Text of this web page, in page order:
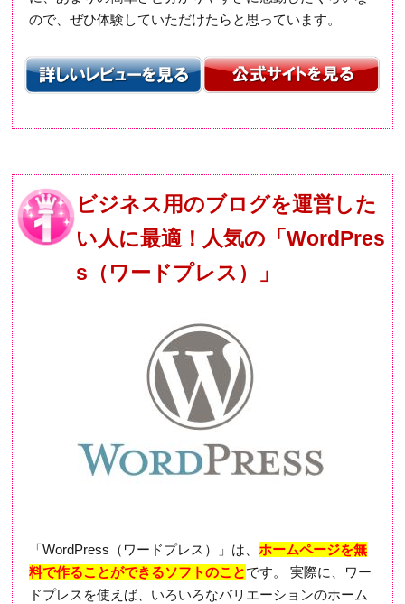
ので、ぜひ体験していただけたらと思っています。
ビジネス用のブログを運営した
い人に最適！人気の「WordPres
s（ワードプレス）」
「WordPress（ワードプレス）」は、 ホームページを無
料で作ることができるソフトのことです。 実際に、ワー
ドプレスを使えば、いろいろなバリエーションのホーム